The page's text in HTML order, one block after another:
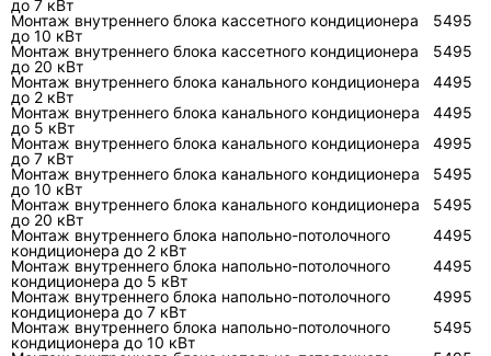
предлагают «долить фреон» без осмотра
соединений, поиска следов масла,
проверки температур и объяснения
причины потери, это не законченная
диагностика. Хладагент не исчезает из
герметичного контура сам по себе.
Чем обслуживание отличается
от ремонта?
Обслуживание восстанавливает нормальные
условия работы исправного оборудования, а
ремонт устраняет подтверждённый дефект.
до 7 кВт
Монтаж внутреннего блока кассетного кондиционера
до 10 кВт
5495
Монтаж внутреннего блока кассетного кондиционера
до 20 кВт
5495
Монтаж внутреннего блока канального кондиционера
до 2 кВт
4495
Монтаж внутреннего блока канального кондиционера
до 5 кВт
4495
Монтаж внутреннего блока канального кондиционера
до 7 кВт
4995
Монтаж внутреннего блока канального кондиционера
до 10 кВт
5495
Монтаж внутреннего блока канального кондиционера
до 20 кВт
5495
Монтаж внутреннего блока напольно-потолочного
кондиционера до 2 кВт
4495
Монтаж внутреннего блока напольно-потолочного
кондиционера до 5 кВт
4495
Монтаж внутреннего блока напольно-потолочного
кондиционера до 7 кВт
4995
Монтаж внутреннего блока напольно-потолочного
кондиционера до 10 кВт
5495